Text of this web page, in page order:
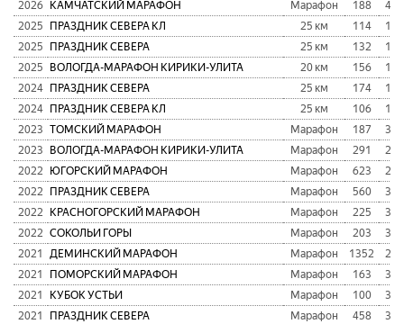
2026 КАМЧАТСКИЙ МАРАФОН Марафон 188
2025
ПРАЗДНИК СЕВЕРА КЛ 25 км 114
2025
ПРАЗДНИК СЕВЕРА 25 км 132
2025
ВОЛОГДА-МАРАФОН КИРИКИ-УЛИТА 20 км 156
2024
ПРАЗДНИК СЕВЕРА 25 км 174
2024
ПРАЗДНИК СЕВЕРА КЛ 25 км 106
2023 ТОМСКИЙ МАРАФОН Марафон 187
2023
ВОЛОГДА-МАРАФОН КИРИКИ-УЛИТА Марафон 291
2022
ЮГОРСКИЙ МАРАФОН Марафон 623
2022
ПРАЗДНИК СЕВЕРА Марафон 560
2022
КРАСНОГОРСКИЙ МАРАФОН Марафон 225
2022 СОКОЛЬИ ГОРЫ Марафон 203
2021
ДЕМИНСКИЙ МАРАФОН Марафон 1352
2021
ПОМОРСКИЙ МАРАФОН Марафон 163
2021
КУБОК УСТЬИ Марафон 100
2021
ПРАЗДНИК СЕВЕРА Марафон 458